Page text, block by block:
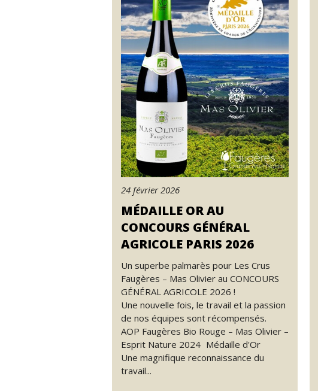
24 février 2026
MÉDAILLE OR AU
CONCOURS GÉNÉRAL
AGRICOLE PARIS 2026
Un superbe palmarès pour Les Crus
Faugères – Mas Olivier au CONCOURS
GÉNÉRAL AGRICOLE 2026 !
Une nouvelle fois, le travail et la passion
de nos équipes sont récompensés.
AOP Faugères Bio Rouge – Mas Olivier –
Esprit Nature 2024 Médaille d'Or
Une magnifique reconnaissance du
travail...